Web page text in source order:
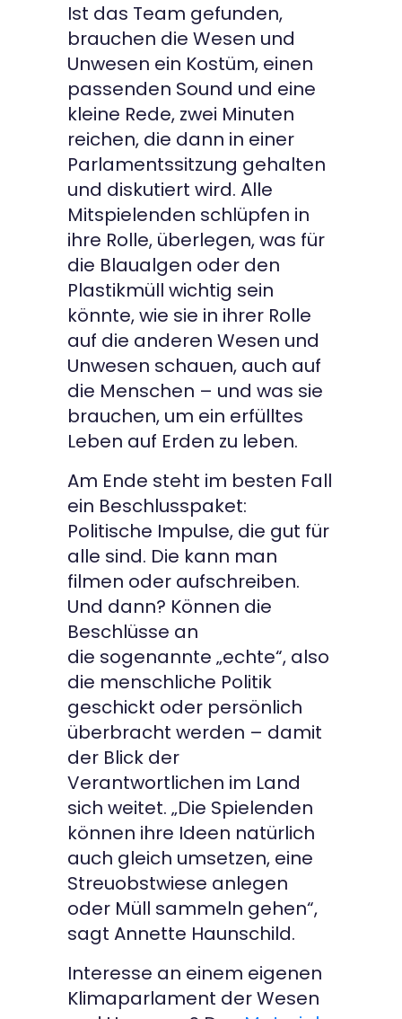
Ist das Team gefunden,
brauchen die Wesen und
Unwesen ein Kostüm, einen
passenden Sound und eine
kleine Rede, zwei Minuten
reichen, die dann in einer
Parlamentssitzung gehalten
und diskutiert wird. Alle
Mitspielenden schlüpfen in
ihre Rolle, überlegen, was für
die Blaualgen oder den
Plastikmüll wichtig sein
könnte, wie sie in ihrer Rolle
auf die anderen Wesen und
Unwesen schauen, auch auf
die Menschen – und was sie
brauchen, um ein erfülltes
Leben auf Erden zu leben.
Am Ende steht im besten Fall
ein Beschlusspaket:
Politische Impulse, die gut für
alle sind. Die kann man
filmen oder aufschreiben.
Und dann? Können die
Beschlüsse an
die sogenannte „echte“, also
die menschliche Politik
geschickt oder persönlich
überbracht werden – damit
der Blick der
Verantwortlichen im Land
sich weitet. „Die Spielenden
können ihre Ideen natürlich
auch gleich umsetzen, eine
Streuobstwiese anlegen
oder Müll sammeln gehen“,
sagt Annette Haunschild.
Interesse an einem eigenen
Klimaparlament der Wesen